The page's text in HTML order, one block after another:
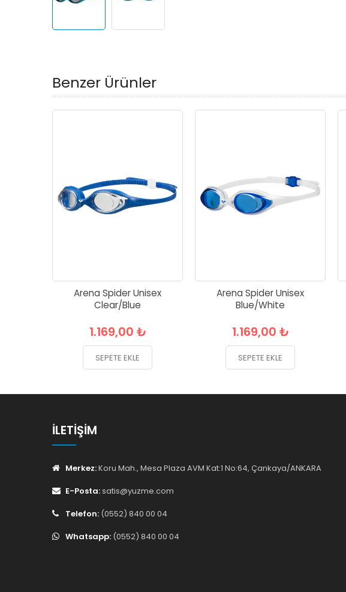
Benzer Ürünler
Arena Spider Unisex
Clear/Blue
1.169,00 ₺
SEPETE EKLE
Arena Spider Unisex
Blue/White
1.169,00 ₺
SEPETE EKLE
İLETIŞIM
Merkez:Koru Mah., Mesa Plaza AVM Kat:1 No:64, Çankaya/ANKARA
E-Posta:satis@yuzme.com
Telefon: (0552) 840 00 04
Whatsapp: (0552) 840 00 04